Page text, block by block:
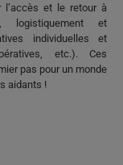
l’accès et le retour à
logistiquement et
individuelles et
etc.). Ces
pas pour un monde
aidants !